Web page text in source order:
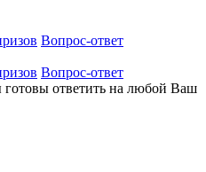
Вопрос-ответ
Вопрос-ответ
ответить на любой Ваш